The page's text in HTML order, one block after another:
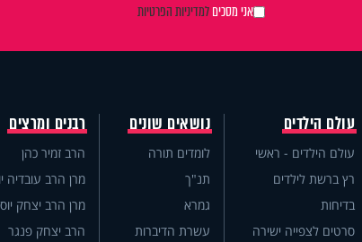
אני מסכיםלמדיניות הפרטיות
עולם הילדים
עולם הילדים - ראשי
רץ ברשת לילדים
בדיחות
סרטים לצפייה ישירה
נושאים שונים
לומדים תורה
תנ"ך
גמרא
עשרת הדיברות
רבנים ומרצים
הרב זמיר כהן
מרן הרב עובדיה
מרן הרב יצחק
הרב יצחק פנגר